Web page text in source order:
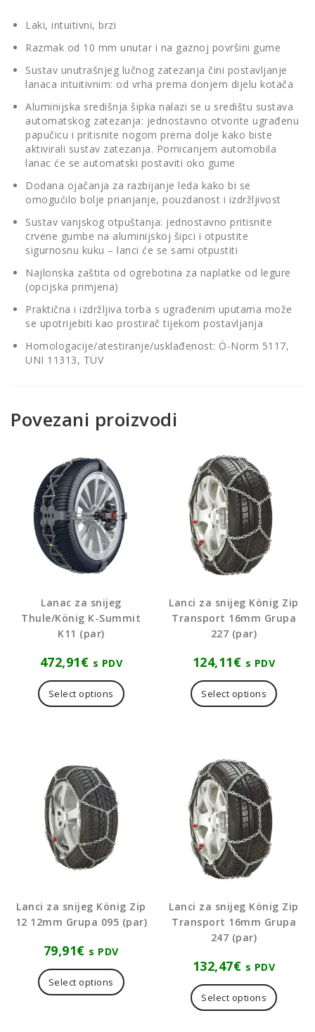
Laki, intuitivni, brzi
Razmak od 10 mm unutar i na gaznoj površini gume
Sustav unutrašnjeg lučnog zatezanja čini postavljanje
lanaca intuitivnim: od vrha prema donjem dijelu kotača
Aluminijska središnja šipka nalazi se u središtu sustava
automatskog zatezanja: jednostavno otvorite ugrađenu
papučicu i pritisnite nogom prema dolje kako biste
aktivirali sustav zatezanja. Pomicanjem automobila
lanac će se automatski postaviti oko gume
Dodana ojačanja za razbijanje leda kako bi se
omogućilo bolje prianjanje, pouzdanost i izdržljivost
Sustav vanjskog otpuštanja: jednostavno pritisnite
crvene gumbe na aluminijskoj šipci i otpustite
sigurnosnu kuku – lanci će se sami otpustiti
Najlonska zaštita od ogrebotina za naplatke od legure
(opcijska primjena)
Praktična i izdržljiva torba s ugrađenim uputama može
se upotrijebiti kao prostirač tijekom postavljanja
Homologacije/atestiranje/usklađenost: Ö-Norm 5117,
UNI 11313, TÜV
Povezani proizvodi
Lanac za snijeg
Thule/König K-Summit
K11 (par)
472,91€ s PDV
Select options
Lanci za snijeg König Zip
Transport 16mm Grupa
227 (par)
124,11€ s PDV
Select options
Lanci za snijeg König Zip
12 12mm Grupa 095 (par)
79,91€ s PDV
Select options
Lanci za snijeg König Zip
Transport 16mm Grupa
247 (par)
132,47€ s PDV
Select options